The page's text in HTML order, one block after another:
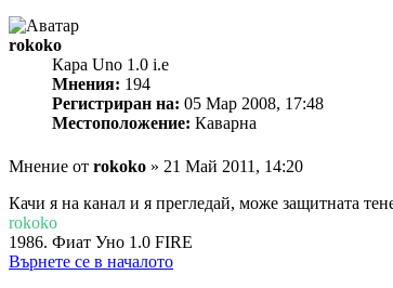
rokoko
Кара Uno 1.0 i.e
Мнения: 194
Регистриран на: 05 Мар 2008, 17:48
Местоположение: Каварна
Мнение от rokoko » 21 Май 2011, 14:20
Качи я на канал и я прегледай, може защитната
rokoko
1986. Фиат Уно 1.0 FIRE
Върнете се в началото